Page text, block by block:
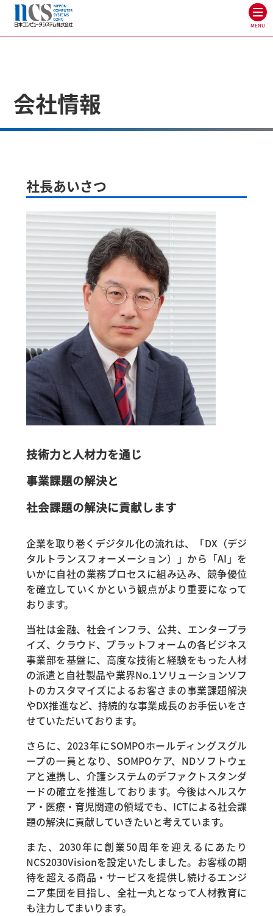
MENU
会社情報
社長あいさつ
技術力と人材力を通じ
事業課題の解決と
社会課題の解決に貢献します
企業を取り巻くデジタル化の流れは、「DX（デジ
タルトランスフォーメーション）」から「AI」を
いかに自社の業務プロセスに組み込み、競争優位
を確立していくかという観点がより重要になって
おります。
当社は金融、社会インフラ、公共、エンタープラ
イズ、クラウド、プラットフォームの各ビジネス
事業部を基盤に、高度な技術と経験をもった人材
の派遣と自社製品や業界No.1ソリューションソフ
トのカスタマイズによるお客さまの事業課題解決
やDX推進など、持続的な事業成長のお手伝いをさ
せていただいております。
さらに、2023年にSOMPOホールディングスグル
ープの一員となり、SOMPOケア、NDソフトウェ
アと連携し、介護システムのデファクトスタンダ
ードの確立を推進しております。今後はヘルスケ
ア・医療・育児関連の領域でも、ICTによる社会課
題の解決に貢献していきたいと考えています。
また、2030年に創業50周年を迎えるにあたり
NCS2030Visionを設定いたしました。お客様の期
待を超える商品・サービスを提供し続けるエンジ
ニア集団を目指し、全社一丸となって人材教育に
も注力してまいります。